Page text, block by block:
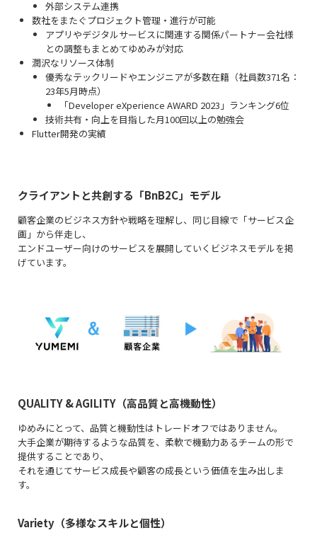
外部システム連携
数社をまたぐプロジェクト管理・進行が可能
アプリやデジタルサービスに関連する関係パートナー会社様
との調整もまとめてゆめみが対応
潤沢なリソース体制
優秀なテックリードやエンジニアが多数在籍（社員数371名：
23年5月時点）
「Developer eXperience AWARD 2023」ランキング6位
技術共有・向上を目指した月100回以上の勉強会
Flutter開発の実績
クライアントと共創する「BnB2C」モデル
顧客企業のビジネス方針や戦略を理解し、同じ目線で「サービス企
画」から伴走し、
エンドユーザー向けのサービスを展開していくビジネスモデルを掲
げています。
QUALITY & AGILITY（高品質と高機動性）
ゆめみにとって、品質と機動性はトレードオフではありません。
大手企業が期待するような品質を、柔軟で機動力あるチームの形で
提供することであり、
それを通じてサービス成長や顧客の成長という価値を生み出しま
す。
Variety（多様なスキルと個性）